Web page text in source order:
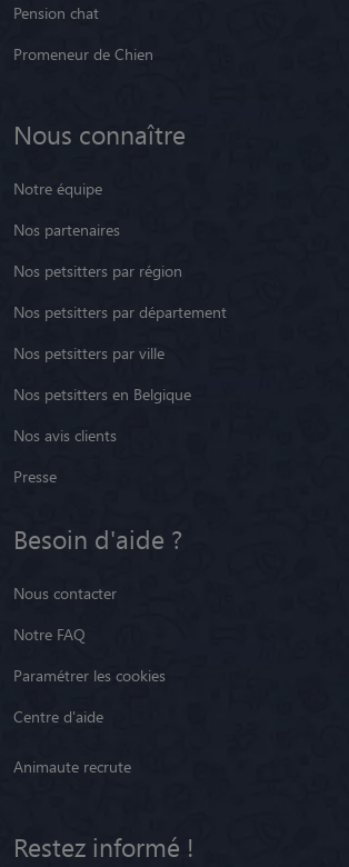
Pension chat
Promeneur de Chien
Nous connaître
Notre équipe
Nos partenaires
Nos petsitters par région
Nos petsitters par département
Nos petsitters par ville
Nos petsitters en Belgique
Nos avis clients
Presse
Besoin d'aide ?
Nous contacter
Notre FAQ
Paramétrer les cookies
Centre d'aide
Animaute recrute
Restez informé !